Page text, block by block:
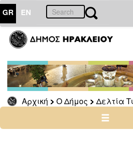
GR EN
Αρχική Ο Δήμος Δελτία
ΔΗΜΟΣ
Δελτία
Τύπου
Αρχείο